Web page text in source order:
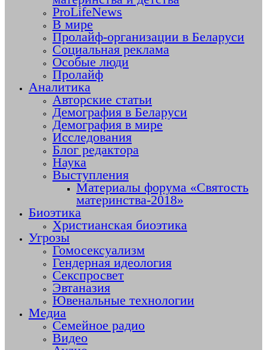
ProLifeNews
В мире
Пролайф-организации в Беларуси
Социальная реклама
Особые люди
Пролайф
Аналитика
Авторские статьи
Демография в Беларуси
Демография в мире
Исследования
Блог редактора
Наука
Выступления
Материалы форума «Святость
материнства-2018»
Биоэтика
Христианская биоэтика
Угрозы
Гомосексуализм
Гендерная идеология
Секспросвет
Эвтаназия
Ювенальные технологии
Медиа
Семейное радио
Видео